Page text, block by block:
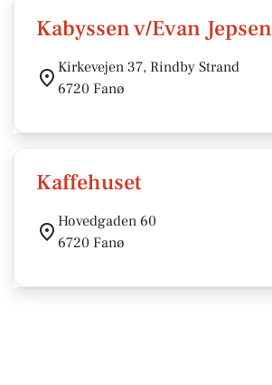
Kabyssen v/Evan Jepsen
Kirkevejen 37, Rindby Strand
6720 Fanø
Kaffehuset
Hovedgaden 60
6720 Fanø